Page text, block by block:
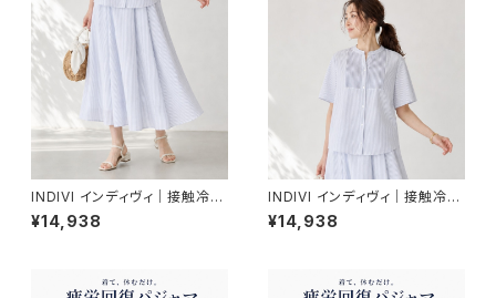
INDIVI インディヴィ｜接触冷感
シアーシャンブレータックフレア
スカート｜レディース 177-854
¥14,938
INDIVI インディヴィ｜接触冷感
ピンタックデザインブラウス｜レ
ディース 177-85403 ホワイト
¥14,938